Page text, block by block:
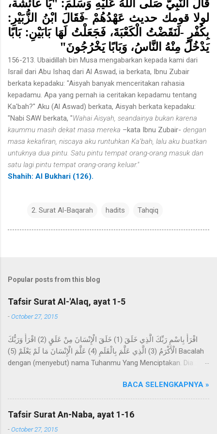
لولا قومك حديث عَهْدُهُمْ -فَقَالَ ابْنُ الزُّبَيْرِ:
بِكُفْرٍ -لَنَقَضْتُ الْكَعْبَةَ، فَجَعَلْتُ لَهَا بَابَيْنِ: بَابًا
يَدْخُلُ مِنْهُ النَّاسُ، وَبَابًا يَخْرُجُونَ"
156-213. Ubaidillah bin Musa mengabarkan kepada kami dari
Israil dari Abu Ishaq dari Al Aswad, ia berkata, Ibnu Zubair
berkata kepadaku: "Aisyah banyak menceritakan rahasia
kepadamu. Apa yang pernah ia ceritakan kepadamu tentang
Ka'bah?" Aku (Al Aswad) berkata, Aisyah berkata kepadaku:
"Nabi SAW berkata, "Wahai Aisyah, seandainya bukan karena
kaummu masih dekat masa mereka –kata Ibnu Zubair- dengan
masa kekafiran, niscaya aku runtuhkan Ka’bah, lalu aku buatkan
untuknya dua pintu. Satu pintu tempat orang-orang masuk dan
satu lagi pintu tempat orang-orang keluar."
Shahih: Al Bukhari (126).
2. Surat Al-Baqarah hadits Tahqiq
Popular posts from this blog
Tafsir Surat Al-'Alaq, ayat 1-5
-October 27, 2015
اقْرَأْ بِاسْمِ رَبِّكَ الَّذِي خَلَقَ (1) خَلَقَ الْإِنْسَانَ مِنْ عَلَقٍ (2) اقْرَأْ وَرَبُّكَ
الْأَكْرَمُ (3) الَّذِي عَلَّمَ بِالْقَلَمِ (4) عَلَّمَ الْإِنْسَانَ مَا لَمْ يَعْلَمْ (5) Bacalah
dengan (menyebut) nama Tuhanmu Yang Menciptakan. Dia
Tuhanmulah Yang Maha Pemurah, Yang mengajar (manusia)
dengan perantaraan qalam. Dia mengajarkan kepada manusia
apa yang tidak diketahuinya. Imam Ahmad mengatakan, telah
menceritakan kepada kami Abdur Razzaq, telah menceritakan
BACA SELENGKAPNYA »
Tafsir Surat An-Naba, ayat 1-16
-October 27, 2015